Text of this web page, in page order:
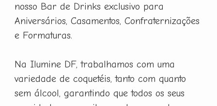
nosso Bar de Drinks exclusivo para
Aniversários, Casamentos, Confraternizações
e Formaturas.
Na Ilumine DF, trabalhamos com uma
variedade de coquetéis, tanto com quanto
sem álcool, garantindo que todos os seus